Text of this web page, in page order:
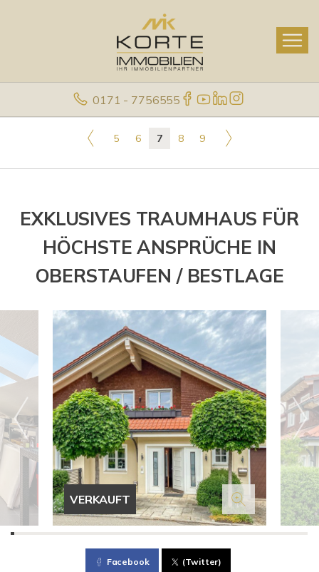
0171 - 7756555
5 6 7 8 9
EXKLUSIVES TRAUMHAUS FÜR
HÖCHSTE ANSPRÜCHE IN
OBERSTAUFEN / BESTLAGE
VERKAUFT
Facebook (Twitter)